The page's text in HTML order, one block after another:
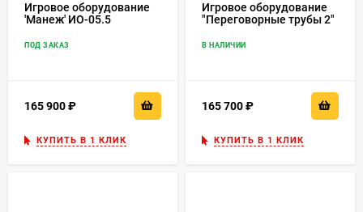
Игровое оборудование
'Манеж' ИО-05.5
ПОД ЗАКАЗ
165 900
КУПИТЬ В 1 КЛИК
Игровое оборудование
"Переговорные трубы 2"
В НАЛИЧИИ
165 700
КУПИТЬ В 1 КЛИК